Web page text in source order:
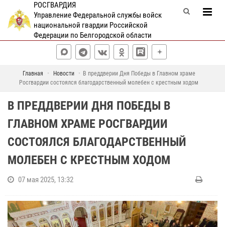
РОСГВАРДИЯ
Управление Федеральной службы войск
национальной гвардии Российской
Федерации по Белгородской области
Главная Новости
В преддверии Дня Победы в Главном храме
Росгвардии состоялся благодарственный молебен с крестным ходом
В ПРЕДДВЕРИИ ДНЯ ПОБЕДЫ В
ГЛАВНОМ ХРАМЕ РОСГВАРДИИ
СОСТОЯЛСЯ БЛАГОДАРСТВЕННЫЙ
МОЛЕБЕН С КРЕСТНЫМ ХОДОМ
07 мая 2025, 13:32